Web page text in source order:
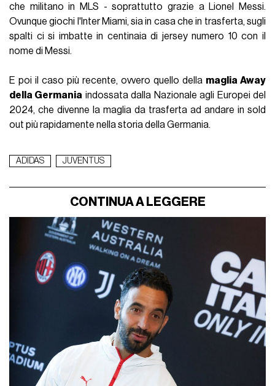
che militano in MLS - soprattutto grazie a Lionel Messi.
Ovunque giochi l'Inter Miami, sia in casa che in trasferta, sugli
spalti ci si imbatte in centinaia di jersey numero 10 con il
nome di Messi.
E poi il caso più recente, ovvero quello della maglia Away
della Germania indossata dalla Nazionale agli Europei del
2024, che divenne la maglia da trasferta ad andare in sold
out più rapidamente nella storia della Germania.
ADIDAS JUVENTUS
CONTINUA A LEGGERE